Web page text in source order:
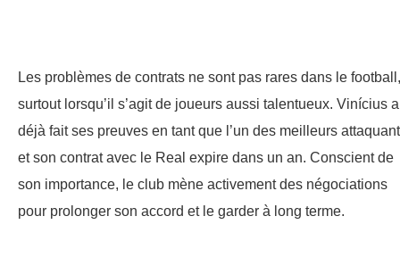
Les problèmes de contrats ne sont pas rares dans le football,
surtout lorsqu’il s’agit de joueurs aussi talentueux. Vinícius a
déjà fait ses preuves en tant que l’un des meilleurs
et son contrat avec le Real expire dans un an. Conscient de
son importance, le club mène activement des négociations
pour prolonger son accord et le garder à long terme.